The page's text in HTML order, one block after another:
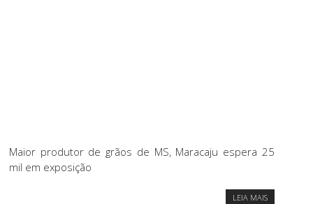
Maior produtor de grãos de MS, Maracaju espera 25
mil em exposição
LEIA MAIS